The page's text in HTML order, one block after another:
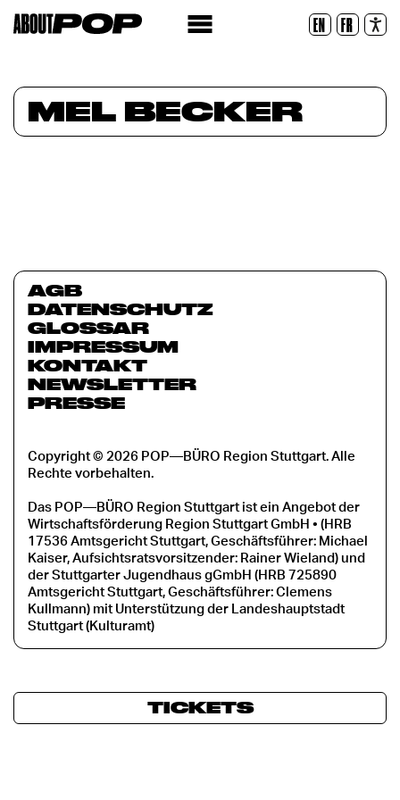
EN FR
Zurücksetzen
MEL BECKER
AGB
DATENSCHUTZ
GLOSSAR
IMPRESSUM
KONTAKT
NEWSLETTER
PRESSE
Copyright © 2026 POP—BÜRO Region Stuttgart. Alle
Rechte vorbehalten.
Das POP—BÜRO Region Stuttgart ist ein Angebot der
Wirtschaftsförderung Region Stuttgart GmbH • (HRB
17536 Amtsgericht Stuttgart, Geschäftsführer: Michael
Kaiser, Aufsichtsratsvorsitzender: Rainer Wieland) und
der Stuttgarter Jugendhaus gGmbH (HRB 725890
Amtsgericht Stuttgart, Geschäftsführer: Clemens
Kullmann) mit Unterstützung der Landeshauptstadt
Stuttgart (Kulturamt)
TICKETS